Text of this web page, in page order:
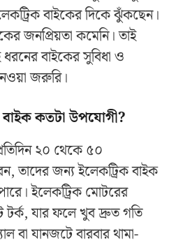
বাইকের দিকে ঝুঁকছেন।
জনপ্রিয়তা কমেনি। তাই
বাইকের সুবিধা ও
জরুরি।
কতটা উপযোগী?
২০ থেকে ৫০
তাদের জন্য ইলেকট্রিক বাইক
ইলেকট্রিক মোটরের
টর্ক, যার ফলে খুব দ্রুত গতি
বা যানজটে বারবার থামা-